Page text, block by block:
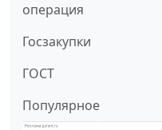
операция
Госзакупки
ГОСТ
Популярное